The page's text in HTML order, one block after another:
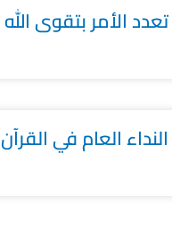
تعدد الأمر بتقوى الله
النداء العام في القرآن